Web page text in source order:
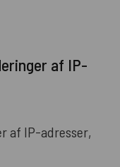
af IP-
af IP-adresser,